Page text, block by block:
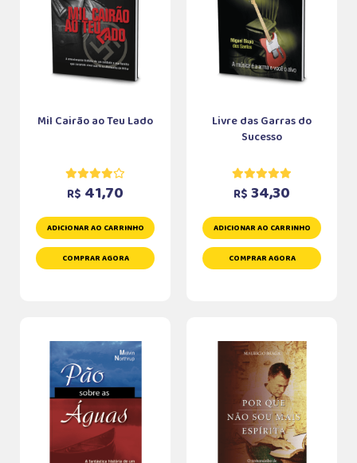
Mil Cairão ao Teu Lado
R$ 41,70
ADICIONAR AO CARRINHO
COMPRAR AGORA
Livre das Garras do
Sucesso
R$ 34,30
ADICIONAR AO CARRINHO
COMPRAR AGORA